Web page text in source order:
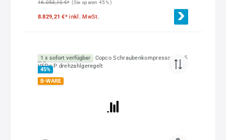
16.053,10 €* (Sie sparen 45% )
8.829,21 €*inkl. MwSt.
1 x sofort verfügbar
45%
B-WARE